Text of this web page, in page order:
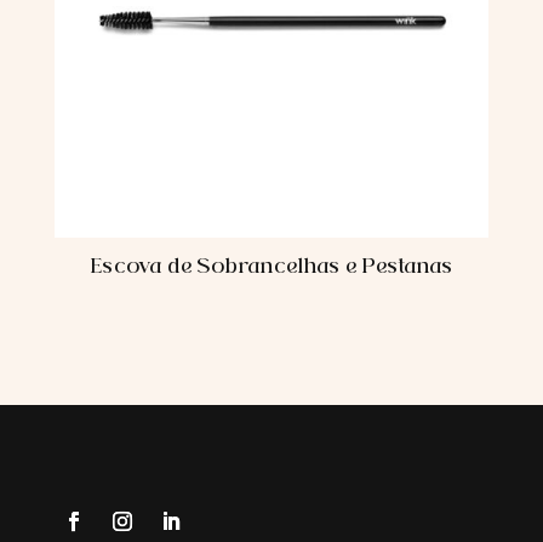
Escova de Sobrancelhas e Pestanas